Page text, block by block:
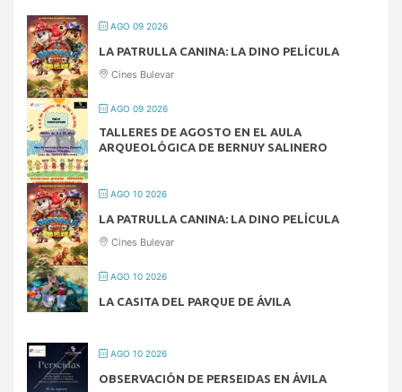
AGO 09 2026
LA PATRULLA CANINA: LA DINO PELÍCULA
Cines Bulevar
AGO 09 2026
TALLERES DE AGOSTO EN EL AULA
ARQUEOLÓGICA DE BERNUY SALINERO
AGO 10 2026
LA PATRULLA CANINA: LA DINO PELÍCULA
Cines Bulevar
AGO 10 2026
LA CASITA DEL PARQUE DE ÁVILA
AGO 10 2026
OBSERVACIÓN DE PERSEIDAS EN ÁVILA